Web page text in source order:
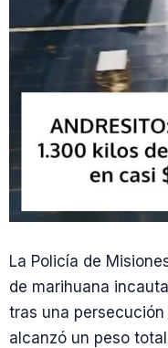
La Policía de
de marihuana
tras una persecución
alcanzó un peso